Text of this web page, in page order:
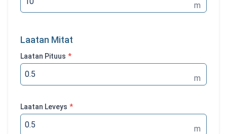
m
Laatan Mitat
Laatan Pituus *
m
Laatan Leveys *
m